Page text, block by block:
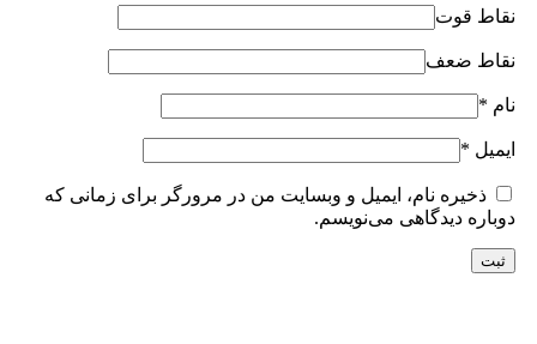
نقاط قوت
نقاط ضعف
نام *
ایمیل *
ذخیره نام، ایمیل و وبسایت من در مرورگر برای زمانی که
دوباره دیدگاهی می‌نویسم.